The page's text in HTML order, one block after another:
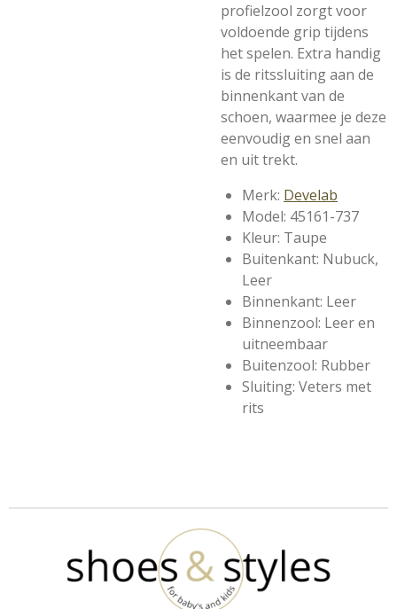
profielzool zorgt voor
voldoende grip tijdens
het spelen. Extra handig
is de ritssluiting aan de
binnenkant van de
schoen, waarmee je deze
eenvoudig en snel aan
en uit trekt.
Merk: Develab
Model: 45161-737
Kleur: Taupe
Buitenkant: Nubuck,
Leer
Binnenkant: Leer
Binnenzool: Leer en
uitneembaar
Buitenzool: Rubber
Sluiting: Veters met
rits